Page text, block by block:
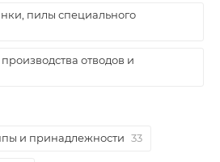
пилы специального
отводов и
и принадлежности 33